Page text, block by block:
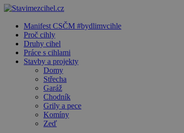
Manifest CSČM #bydlimvcihle
Proč cihly
Druhy cihel
Práce s cihlami
Stavby a projekty
Domy
Střecha
Garáž
Chodník
Grily a pece
Komíny
Zeď